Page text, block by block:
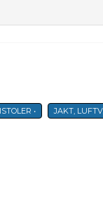
email
E-
• JAKT,